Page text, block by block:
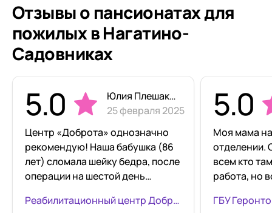
Отзывы о пансионатах для
пожилых в Нагатино-
Садовниках
5.0
Юлия Плешакова
25 февраля 2025
Центр «Доброта» однозначно
рекомендую! Наша бабушка (86
лет) сломала шейку бедра, после
операции на шестой день
Нагатинском бульваре.
Реабилитационный центр Доброта Нагатино
5.0
Моя мама
отделении.
всем кто
работа, но